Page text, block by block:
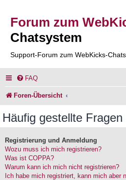
Forum zum
Chatsystem
Support-Forum zum WebKicks-
FAQ
Foren-Übersicht
Häufig gestellte Fragen
Registrierung und Anmeldung
Wozu muss ich mich registrieren?
Was ist COPPA?
Warum kann ich mich nicht registrieren?
Ich habe mich registriert, kann mich aber